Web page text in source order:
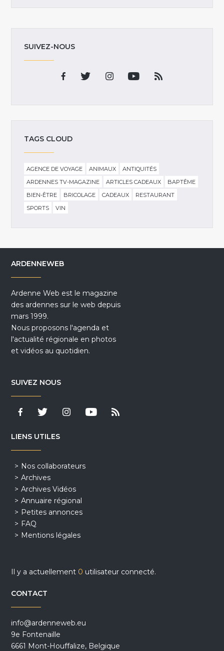
SUIVEZ-NOUS
TAGS CLOUD
AGENCE DE VOYAGE ANIMAUX
ANTIQUITÉS
ARDENNES TV-MAGAZINE
ARTICLES CADEAUX
BAPTÊME
BIEN-ÊTRE
BRICOLAGE CADEAUX
RESTAURANT
SPORTS
VIN
ARDENNEWEB
Ardenne Web est le magazine
des ardennes sur le web depuis
mars 1999.
Nous proposons l'agenda et
l'actualité régionale en photos
et vidéos au quotidien.
SUIVEZ NOUS
LIENS UTILES
Nos collaborateurs
Archives
Archives Vidéos
Annuaire régional
Petites annonces
FAQ
Mentions légales
Il y a actuellement 0 utilisateur connecté.
CONTACT
info@ardenneweb.eu
9e Fontenaille
6661 Mont-Houffalize, Belgique